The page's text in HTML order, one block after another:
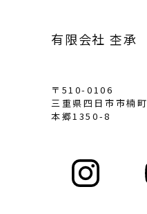
有限会社 杢承
〒510-0106
三重県四日市市楠町
本郷1350-8